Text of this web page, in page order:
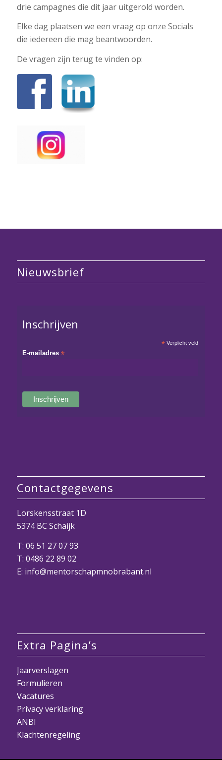
drie campagnes die dit jaar uitgerold worden.
Elke dag plaatsen we een vraag op onze Socials
die iedereen die mag beantwoorden.
De vragen zijn terug te vinden op:
Nieuwsbrief
Inschrijven
*Verplicht veld
E-mailadres*
Contactgegevens
Lorskensstraat 1D
5374 BC Schaijk
T: 06 51 27 07 93
T: 0486 22 89 02
E: info@mentorschapmnobrabant.nl
Extra Pagina’s
Jaarverslagen
Formulieren
Vacatures
Privacy verklaring
ANBI
Klachtenregeling